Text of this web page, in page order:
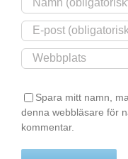
Spara mitt namn,
denna webbläsare för
kommentar.